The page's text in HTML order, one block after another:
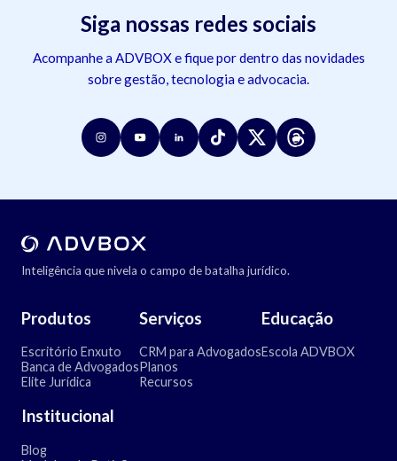
Siga nossas redes sociais
Acompanhe a ADVBOX e fique por dentro das novidades
sobre gestão, tecnologia e advocacia.
Inteligência que nivela o campo de batalha jurídico.
Produtos
Escritório Enxuto
Banca de Advogados
Elite Jurídica
Serviços
CRM para Advogados
Planos
Recursos
Educação
Escola ADVBOX
Institucional
Blog